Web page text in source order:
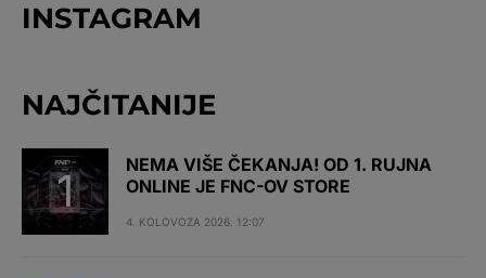
INSTAGRAM
NAJČITANIJE
NEMA VIŠE ČEKANJA! OD 1. RUJNA
ONLINE JE FNC-OV STORE
4. KOLOVOZA 2026. 12:07